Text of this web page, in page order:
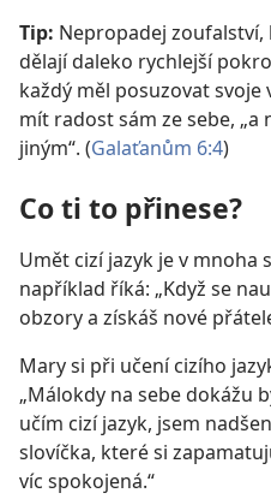
Tip: Nepropadej
dělají daleko rychlejší
každý měl posuzovat
mít radost sám ze sebe, „a
jiným“. (Galaťanům 6:4)
Co ti to přinese?
Umět cizí jazyk je v mnoha
například říká: „Když se
obzory a získáš nové
Mary si při učení cizího
„Málokdy na sebe dokážu
učím cizí jazyk, jsem
slovíčka, které si
víc spokojená.“